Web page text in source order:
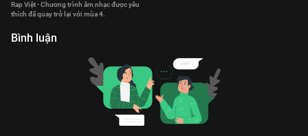
Rap Việt - Chương trình âm nhạc được yêu
thích đã quay trở lại với mùa 4.
Bình luận